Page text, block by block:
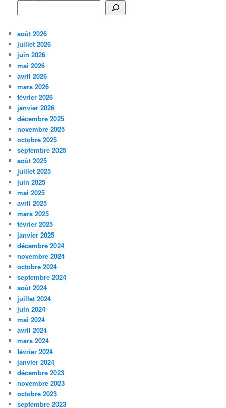
août 2026
juillet 2026
juin 2026
mai 2026
avril 2026
mars 2026
février 2026
janvier 2026
décembre 2025
novembre 2025
octobre 2025
septembre 2025
août 2025
juillet 2025
juin 2025
mai 2025
avril 2025
mars 2025
février 2025
janvier 2025
décembre 2024
novembre 2024
octobre 2024
septembre 2024
août 2024
juillet 2024
juin 2024
mai 2024
avril 2024
mars 2024
février 2024
janvier 2024
décembre 2023
novembre 2023
octobre 2023
septembre 2023